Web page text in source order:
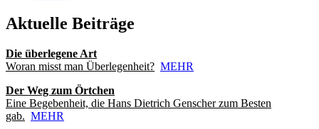
Aktuelle Beiträge
Die überlegene Art
Woran misst man Überlegenheit? MEHR
Der Weg zum Örtchen
Eine Begebenheit, die Hans Dietrich Genscher zum Besten
gab. MEHR